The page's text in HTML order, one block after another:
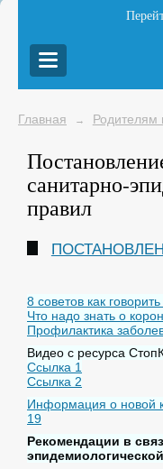
Главная → Родителям
санитарно-
правил
8 советов как
Что надо знать о
Профилактика
Видео с ресурса
Ссылка 1
Ссылка 2
Информация о новой
19
Рекомендации в